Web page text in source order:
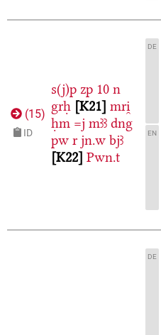
(15)
ID
s(j)p zp 10 n
grḥ K21 mri̯
ḥm =j mꜣꜣ dng
pw r jn.w bjꜣ
K22 Pwn.t
DE
EN
DE